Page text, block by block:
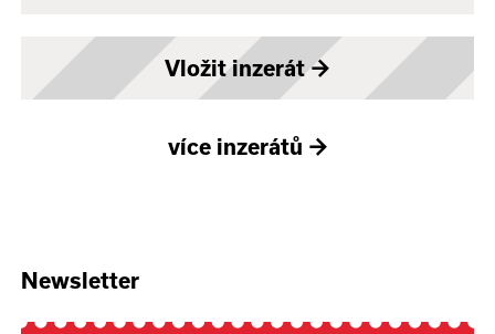
Vložit inzerát→
více inzerátů →
Newsletter